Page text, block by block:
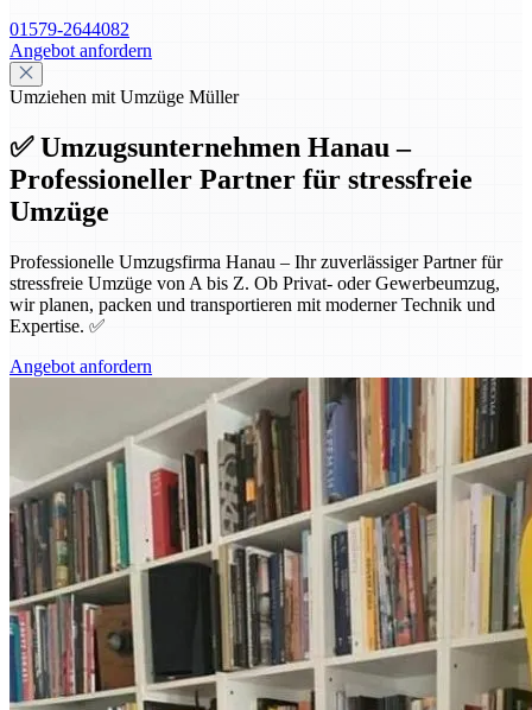
01579-2644082
Angebot anfordern
Umziehen mit Umzüge Müller
✅ Umzugsunternehmen Hanau –
Professioneller Partner für stressfreie
Umzüge
Professionelle Umzugsfirma Hanau – Ihr zuverlässiger Partner für
stressfreie Umzüge von A bis Z. Ob Privat- oder Gewerbeumzug,
wir planen, packen und transportieren mit moderner Technik und
Expertise. ✅
Angebot anfordern